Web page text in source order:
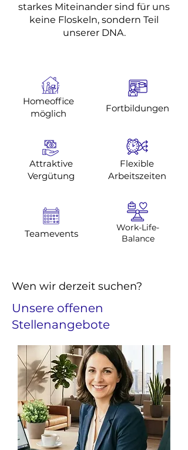
starkes Miteinander sind für uns
keine Floskeln, sondern Teil
unserer DNA.
Homeoffice
möglich
Fortbildungen
Attraktive
Vergütung
Teamevents
Flexible
Arbeitszeiten
Work-Life-
Balance
Wen wir derzeit suchen?
Unsere offenen
Stellenangebote